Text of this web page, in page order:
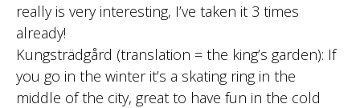
really is very interesting, I’ve taken it 3 times
already!
Kungsträdgård (translation = the king’s garden): If
you go in the winter it’s a skating ring in the
middle of the city, great to have fun in the cold